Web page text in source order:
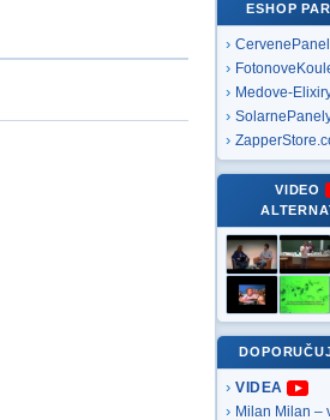
ESHOP
Medove-
VIDEO
VIDEA
Milan Milan –